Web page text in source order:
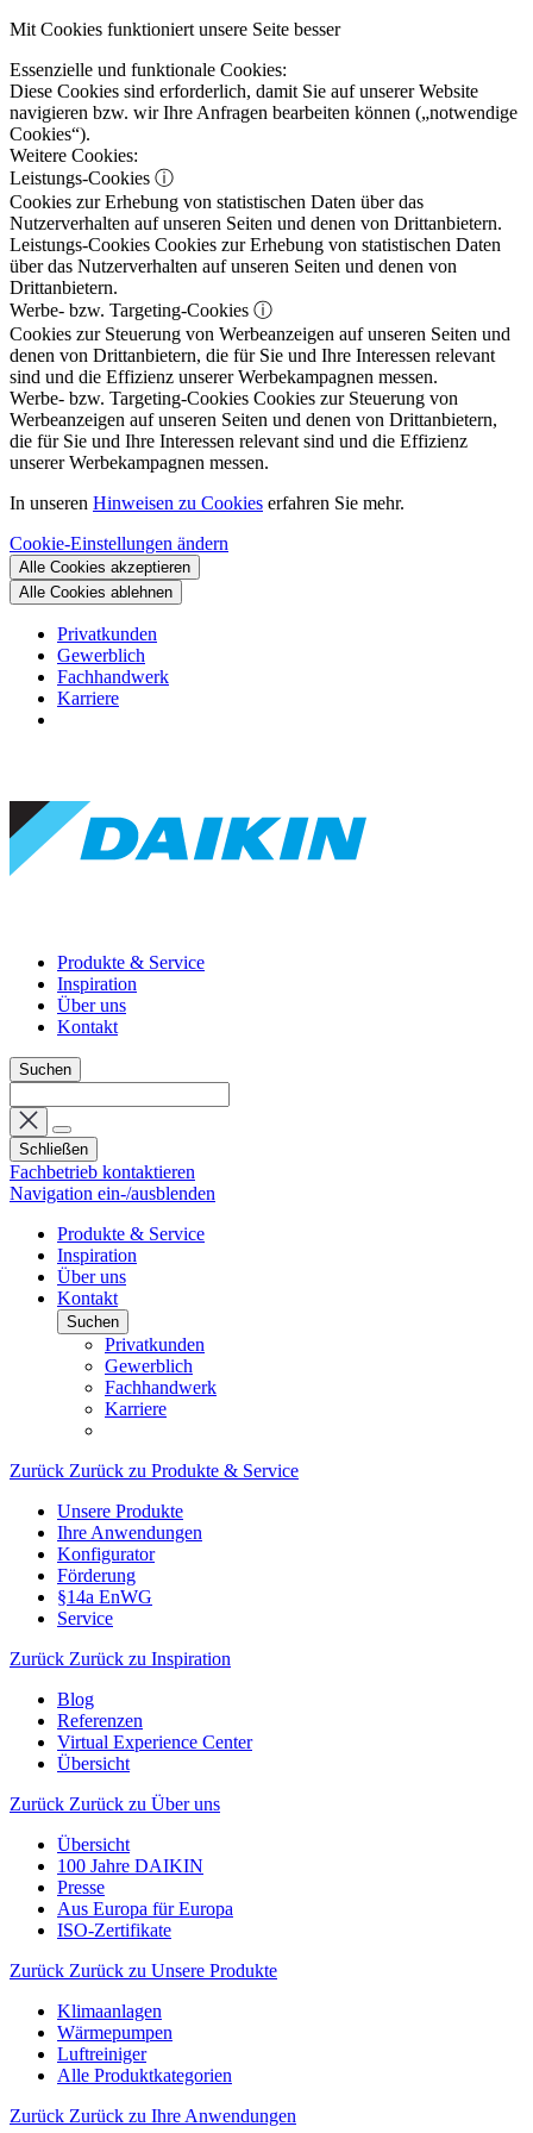
Mit Cookies funktioniert unsere Seite besser
Essenzielle und funktionale Cookies:
Diese Cookies sind erforderlich, damit Sie auf unserer Website
navigieren bzw. wir Ihre Anfragen bearbeiten können („notwendige
Cookies“).
Weitere Cookies:
Leistungs-Cookies ⓘ
Cookies zur Erhebung von statistischen Daten über das
Nutzerverhalten auf unseren Seiten und denen von Drittanbietern.
Leistungs-Cookies Cookies zur Erhebung von statistischen Daten
über das Nutzerverhalten auf unseren Seiten und denen von
Drittanbietern.
Werbe- bzw. Targeting-Cookies ⓘ
Cookies zur Steuerung von Werbeanzeigen auf unseren Seiten und
denen von Drittanbietern, die für Sie und Ihre Interessen relevant
sind und die Effizienz unserer Werbekampagnen messen.
Werbe- bzw. Targeting-Cookies Cookies zur Steuerung von
Werbeanzeigen auf unseren Seiten und denen von Drittanbietern,
die für Sie und Ihre Interessen relevant sind und die Effizienz
unserer Werbekampagnen messen.
In unseren Hinweisen zu Cookies erfahren Sie mehr.
Cookie-Einstellungen ändern
Alle Cookies akzeptieren
Alle Cookies ablehnen
Privatkunden
Gewerblich
Fachhandwerk
Karriere
Produkte & Service
Inspiration
Über uns
Kontakt
Suchen
Schließen
Fachbetrieb kontaktieren
Navigation ein-/ausblenden
Produkte & Service
Inspiration
Über uns
Kontakt
Suchen
Privatkunden
Gewerblich
Fachhandwerk
Karriere
Zurück Zurück zu Produkte & Service
Unsere Produkte
Ihre Anwendungen
Konfigurator
Förderung
§14a EnWG
Service
Zurück Zurück zu Inspiration
Blog
Referenzen
Virtual Experience Center
Übersicht
Zurück Zurück zu Über uns
Übersicht
100 Jahre DAIKIN
Presse
Aus Europa für Europa
ISO-Zertifikate
Zurück Zurück zu Unsere Produkte
Klimaanlagen
Wärmepumpen
Luftreiniger
Alle Produktkategorien
Zurück Zurück zu Ihre Anwendungen